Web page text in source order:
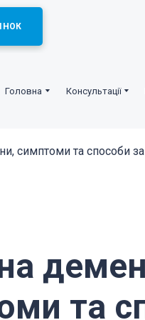
Головна Консультації
симптоми та способи
та